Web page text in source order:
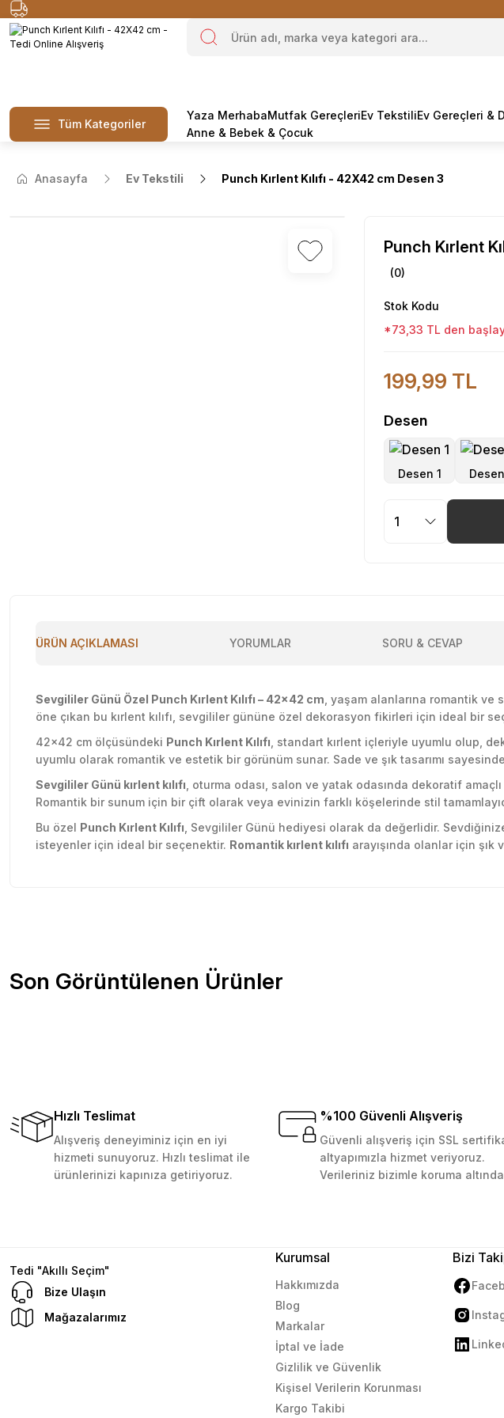
Tüm Kategoriler
Yaza MerhabaMutfak GereçleriEv TekstiliEv Gereçleri &
Anne & Bebek & Çocuk
Anasayfa Ev Tekstili Punch Kırlent Kılıfı - 42X42 cm Desen 3
Punch Kırlent
(0)
Stok Kodu
*73,33 TL den
199,99 TL
Desen
ÜRÜN AÇIKLAMASI YORUMLAR SORU & CEVAP
Sevgililer Günü Özel Punch Kırlent Kılıfı – 42x42 cm , yaşam alanlarına romantik
öne çıkan bu kırlent kılıfı, sevgililer gününe özel dekorasyon fikirleri için ideal
42x42 cm ölçüsündeki Punch Kırlent Kılıfı , standart kırlent içleriyle uyumlu olup,
uyumlu olarak romantik ve estetik bir görünüm sunar. Sade ve şık tasarımı
Sevgililer Günü kırlent kılıfı , oturma odası, salon ve yatak odasında dekoratif
Romantik bir sunum için bir çift olarak veya evinizin farklı köşelerinde stil
Bu özel Punch Kırlent Kılıfı , Sevgililer Günü hediyesi olarak da değerlidir.
isteyenler için ideal bir seçenektir. Romantik kırlent kılıfı arayışında olanlar için şık
Ürün açıklamasında eksik bilgiler bulunuyor.
2 gün içinde teslim edildi. Teşekkürler Tedi.
D... N... | 08/08/2024
Çok güzel bir site
Mustafa Orhan | 25/07/2024
Son Görüntülenen Ürünler
199,99 TL Sepete Ekle
Hızlı Teslimat
Alışveriş deneyiminiz için en iyi
hizmeti sunuyoruz. Hızlı teslimat ile
ürünlerinizi kapınıza getiriyoruz.
%100 Güvenli Alışveriş
Güvenli alışveriş için SSL
altyapımızla hizmet veriyoruz.
Verileriniz bizimle koruma
Tedi "Akıllı Seçim"
Bize Ulaşın
Mağazalarımız
Kurumsal
Hakkımızda
Blog
Markalar
İptal ve İade
Gizlilik ve Güvenlik
Kişisel Verilerin Korunması
Kargo Takibi
Bizi